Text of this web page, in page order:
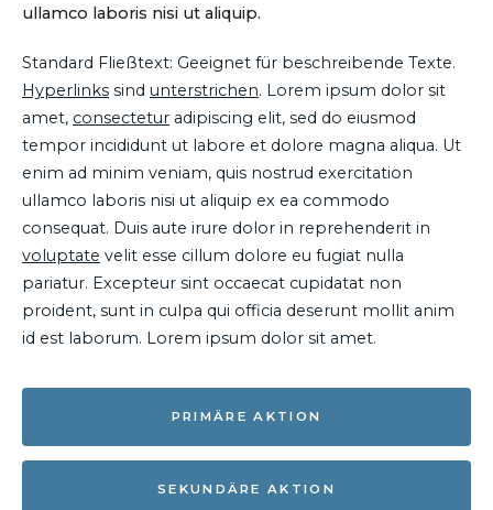
ullamco laboris nisi ut aliquip.
Standard Fließtext: Geeignet für beschreibende Texte.
Hyperlinks sind unterstrichen. Lorem ipsum dolor sit
amet, consectetur adipiscing elit, sed do eiusmod
tempor incididunt ut labore et dolore magna aliqua. Ut
enim ad minim veniam, quis nostrud exercitation
ullamco laboris nisi ut aliquip ex ea commodo
consequat. Duis aute irure dolor in reprehenderit in
voluptate velit esse cillum dolore eu fugiat nulla
pariatur. Excepteur sint occaecat cupidatat non
proident, sunt in culpa qui officia deserunt mollit anim
id est laborum. Lorem ipsum dolor sit amet.
PRIMÄRE AKTION
SEKUNDÄRE AKTION